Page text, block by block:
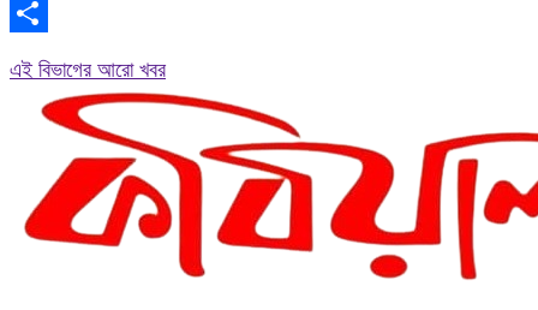
Copy
এই বিভাগের আরো খবর